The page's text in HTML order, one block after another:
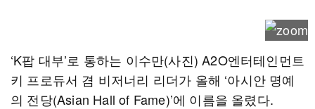
‘K팝 대부’로 통하는 이수만(사진) A2O엔터테인먼트
키 프로듀서 겸 비저너리 리더가 올해 ‘아시안 명예
의 전당(Asian Hall of Fame)’에 이름을 올렸다.